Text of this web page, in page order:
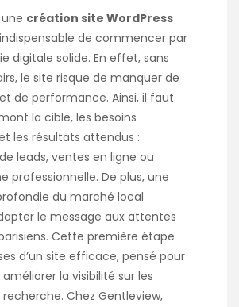
création site WordPress
de commencer par
digitale solide. En effet, sans
le site risque de manquer de
de performance. Ainsi, il faut
la cible, les besoins
les résultats attendus :
leads, ventes en ligne ou
professionnelle. De plus, une
du marché local
le message aux attentes
Cette première étape
d’un site efficace, pensé pour
la visibilité sur les
Chez Gentleview,